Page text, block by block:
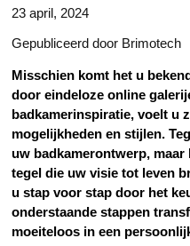
23 april, 2024
Gepubliceerd door Brimotech
Misschien komt het u
door eindeloze online
badkamerinspiratie, voelt u
mogelijkheden en stijlen.
uw badkamerontwerp,
tegel die uw visie tot leven
u stap voor stap door het
onderstaande stappen
moeiteloos in een